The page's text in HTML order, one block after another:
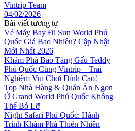
Vintrip Team
04/02/2026
Bài viết tương tự
Vé Máy Bay Đi Sun World Phú
Quốc Giá Bao Nhiêu? Cập Nhật
Mới Nhất 2026
Khám Phá Bảo Tàng Gấu Teddy
Phú Quốc Cùng Vintrip – Trải
Nghiệm Vui Chơi Đỉnh Cao!
Top Nhà Hàng & Quán Ăn Ngon
Ở Grand World Phú Quốc Không
Thể Bỏ Lỡ
Night Safari Phú Quốc: Hành
Trình Khám Phá Thiên Nhiên